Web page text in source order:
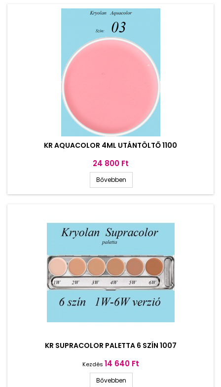
KR AQUACOLOR 4ML UTÁNTÖLTŐ 1100
Ár
24 800 Ft
Bővebben
KR SUPRACOLOR PALETTA 6 SZÍN 1007
Kezdés Ár
14 640 Ft
Bővebben